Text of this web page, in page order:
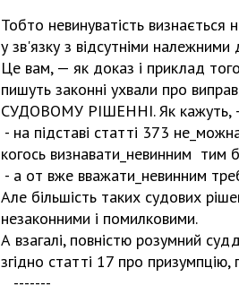
Тобто невинуватість визнається
у зв'язку з відсутніми
Це вам, — як доказ і приклад
пишуть законні ухвали про
СУДОВОМУ РІШЕННІ. Як кажуть,
- на підставі статті 373
когось визнавати_невинним тим
- а от вже вважати_невинним
Але більшість таких судових
незаконними і помилковими.
А взагалі, повністю розумний
згідно статті 17 про
-------